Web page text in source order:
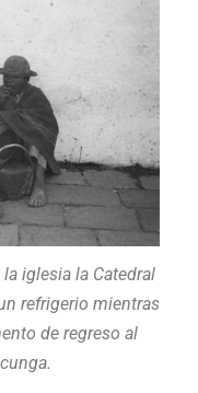
iglesia la Catedral
refrigerio mientras
de regreso al